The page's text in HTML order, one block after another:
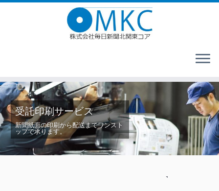
受託印刷サービス
新聞紙面の印刷から配送までワンスト
ップで承ります。